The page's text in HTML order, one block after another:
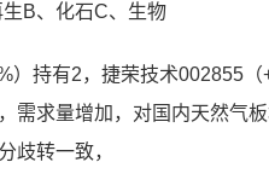
B、化石C、生物
）持有2，捷荣技术002855
需求量增加，对国内天然气
歧转一致，